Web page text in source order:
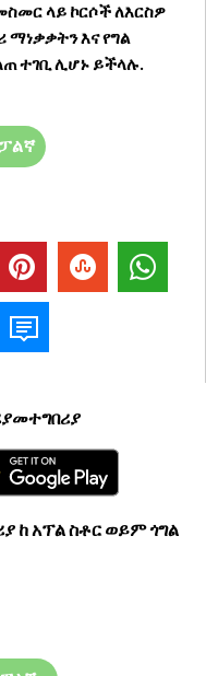
ላይ ኮርሶች ለእርስዎ
እና የግል
ተገቢ ሊሆኑ ይችላሉ.
ከ አፕል ስቶር ወይም ጎግል